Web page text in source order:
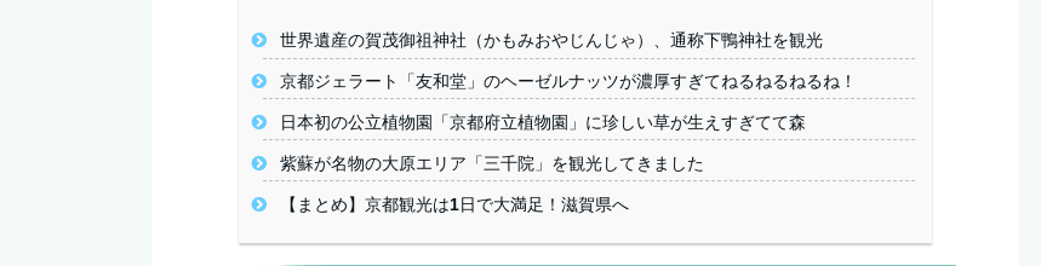
世界遺産の賀茂御祖神社（かもみおやじんじゃ）、通称下鴨神社を観光
京都ジェラート「友和堂」のヘーゼルナッツが濃厚すぎてねるねるねるね！
日本初の公立植物園「京都府立植物園」に珍しい草が生えすぎてて森
紫蘇が名物の大原エリア「三千院」を観光してきました
【まとめ】京都観光は1日で大満足！滋賀県へ